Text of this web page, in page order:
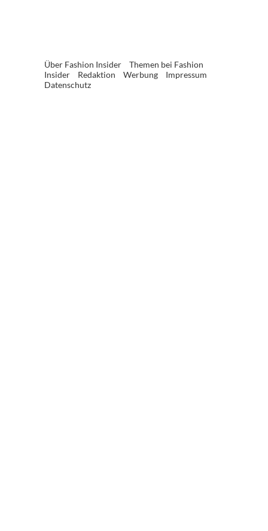
Über Fashion Insider
Themen bei Fashion
Insider
Redaktion Werbung
Impressum
Datenschutz